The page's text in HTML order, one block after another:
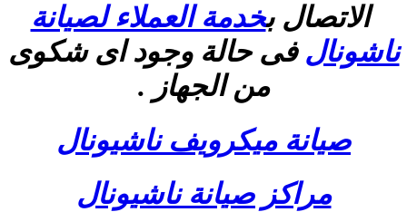
الاتصال بخدمة العملاء لصيانة
ناشونال فى حالة وجود اى شكوى
من الجهاز .
صيانة ميكرويف ناشيونال
مراكز صيانة ناشيونال